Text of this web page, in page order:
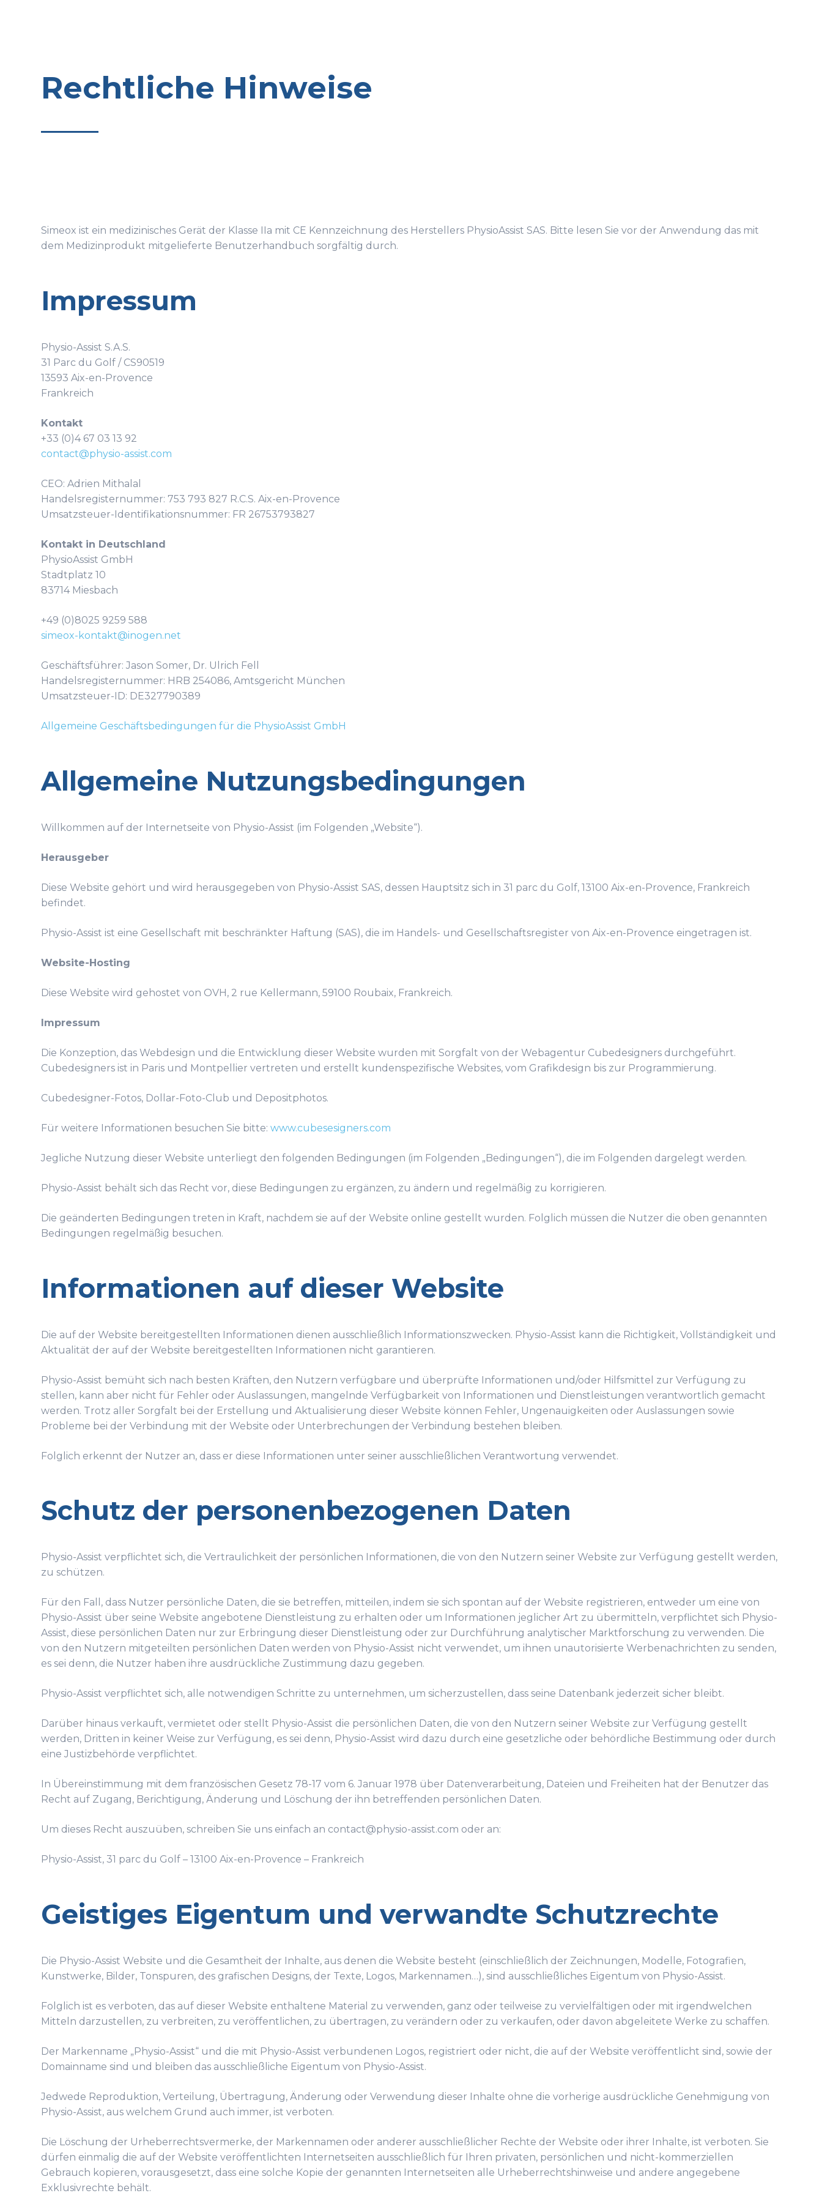
Rechtliche Hinweise
Simeox ist ein medizinisches Gerät der Klasse IIa mit CE Kennzeichnung des Herstellers PhysioAssist SAS. Bitte lesen Sie vor der Anwendung das mit
dem Medizinprodukt mitgelieferte Benutzerhandbuch sorgfältig durch.
Impressum
Physio-Assist S.A.S.
31 Parc du Golf / CS90519
13593 Aix-en-Provence
Frankreich
Kontakt
+33 (0)4 67 03 13 92
contact@physio-assist.com
CEO: Adrien Mithalal
Handelsregisternummer: 753 793 827 R.C.S. Aix-en-Provence
Umsatzsteuer-Identifikationsnummer: FR 26753793827
Kontakt in Deutschland
PhysioAssist GmbH
Stadtplatz 10
83714 Miesbach
+49 (0)8025 9259 588
simeox-kontakt@inogen.net
Geschäftsführer: Jason Somer, Dr. Ulrich Fell
Handelsregisternummer: HRB 254086, Amtsgericht München
Umsatzsteuer-ID: DE327790389
Allgemeine Geschäftsbedingungen für die PhysioAssist GmbH
Allgemeine Nutzungsbedingungen
Willkommen auf der Internetseite von Physio-Assist (im Folgenden „Website“).
Herausgeber
Diese Website gehört und wird herausgegeben von Physio-Assist SAS, dessen Hauptsitz sich in 31 parc du Golf, 13100 Aix-en-Provence, Frankreich
befindet.
Physio-Assist ist eine Gesellschaft mit beschränkter Haftung (SAS), die im Handels- und Gesellschaftsregister von Aix-en-Provence eingetragen ist.
Website-Hosting
Diese Website wird gehostet von OVH, 2 rue Kellermann, 59100 Roubaix, Frankreich.
Impressum
Die Konzeption, das Webdesign und die Entwicklung dieser Website wurden mit Sorgfalt von der Webagentur Cubedesigners durchgeführt.
Cubedesigners ist in Paris und Montpellier vertreten und erstellt kundenspezifische Websites, vom Grafikdesign bis zur Programmierung.
Cubedesigner-Fotos, Dollar-Foto-Club und Depositphotos.
Für weitere Informationen besuchen Sie bitte:www.cubesesigners.com
Jegliche Nutzung dieser Website unterliegt den folgenden Bedingungen (im Folgenden „Bedingungen“), die im Folgenden dargelegt werden.
Physio-Assist behält sich das Recht vor, diese Bedingungen zu ergänzen, zu ändern und regelmäßig zu korrigieren.
Die geänderten Bedingungen treten in Kraft, nachdem sie auf der Website online gestellt wurden. Folglich müssen die Nutzer die oben genannten
Bedingungen regelmäßig besuchen.
Informationen auf dieser Website
Die auf der Website bereitgestellten Informationen dienen ausschließlich Informationszwecken. Physio-Assist kann die Richtigkeit, Vollständigkeit und
Aktualität der auf der Website bereitgestellten Informationen nicht garantieren.
Physio-Assist bemüht sich nach besten Kräften, den Nutzern verfügbare und überprüfte Informationen und/oder Hilfsmittel zur Verfügung zu
stellen, kann aber nicht für Fehler oder Auslassungen, mangelnde Verfügbarkeit von Informationen und Dienstleistungen verantwortlich gemacht
werden. Trotz aller Sorgfalt bei der Erstellung und Aktualisierung dieser Website können Fehler, Ungenauigkeiten oder Auslassungen sowie
Probleme bei der Verbindung mit der Website oder Unterbrechungen der Verbindung bestehen bleiben.
Folglich erkennt der Nutzer an, dass er diese Informationen unter seiner ausschließlichen Verantwortung verwendet.
Schutz der personenbezogenen Daten
Physio-Assist verpflichtet sich, die Vertraulichkeit der persönlichen Informationen, die von den Nutzern seiner Website zur Verfügung gestellt werden,
zu schützen.
Für den Fall, dass Nutzer persönliche Daten, die sie betreffen, mitteilen, indem sie sich spontan auf der Website registrieren, entweder um eine von
Physio-Assist über seine Website angebotene Dienstleistung zu erhalten oder um Informationen jeglicher Art zu übermitteln, verpflichtet sich Physio-
Assist, diese persönlichen Daten nur zur Erbringung dieser Dienstleistung oder zur Durchführung analytischer Marktforschung zu verwenden. Die
von den Nutzern mitgeteilten persönlichen Daten werden von Physio-Assist nicht verwendet, um ihnen unautorisierte Werbenachrichten zu senden,
es sei denn, die Nutzer haben ihre ausdrückliche Zustimmung dazu gegeben.
Physio-Assist verpflichtet sich, alle notwendigen Schritte zu unternehmen, um sicherzustellen, dass seine Datenbank jederzeit sicher bleibt.
Darüber hinaus verkauft, vermietet oder stellt Physio-Assist die persönlichen Daten, die von den Nutzern seiner Website zur Verfügung gestellt
werden, Dritten in keiner Weise zur Verfügung, es sei denn, Physio-Assist wird dazu durch eine gesetzliche oder behördliche Bestimmung oder durch
eine Justizbehörde verpflichtet.
In Übereinstimmung mit dem französischen Gesetz 78-17 vom 6. Januar 1978 über Datenverarbeitung, Dateien und Freiheiten hat der Benutzer das
Recht auf Zugang, Berichtigung, Änderung und Löschung der ihn betreffenden persönlichen Daten.
Um dieses Recht auszuüben, schreiben Sie uns einfach an contact@physio-assist.com oder an:
Physio-Assist, 31 parc du Golf – 13100 Aix-en-Provence – Frankreich
Geistiges Eigentum und verwandte Schutzrechte
Die Physio-Assist Website und die Gesamtheit der Inhalte, aus denen die Website besteht (einschließlich der Zeichnungen, Modelle, Fotografien,
Kunstwerke, Bilder, Tonspuren, des grafischen Designs, der Texte, Logos, Markennamen…), sind ausschließliches Eigentum von Physio-Assist.
Folglich ist es verboten, das auf dieser Website enthaltene Material zu verwenden, ganz oder teilweise zu vervielfältigen oder mit irgendwelchen
Mitteln darzustellen, zu verbreiten, zu veröffentlichen, zu übertragen, zu verändern oder zu verkaufen, oder davon abgeleitete Werke zu schaffen.
Der Markenname „Physio-Assist“ und die mit Physio-Assist verbundenen Logos, registriert oder nicht, die auf der Website veröffentlicht sind, sowie der
Domainname sind und bleiben das ausschließliche Eigentum von Physio-Assist.
Jedwede Reproduktion, Verteilung, Übertragung, Änderung oder Verwendung dieser Inhalte ohne die vorherige ausdrückliche Genehmigung von
Physio-Assist, aus welchem Grund auch immer, ist verboten.
Die Löschung der Urheberrechtsvermerke, der Markennamen oder anderer ausschließlicher Rechte der Website oder ihrer Inhalte, ist verboten. Sie
dürfen einmalig die auf der Website veröffentlichten Internetseiten ausschließlich für Ihren privaten, persönlichen und nicht-kommerziellen
Gebrauch kopieren, vorausgesetzt, dass eine solche Kopie der genannten Internetseiten alle Urheberrechtshinweise und andere angegebene
Exklusivrechte behält.